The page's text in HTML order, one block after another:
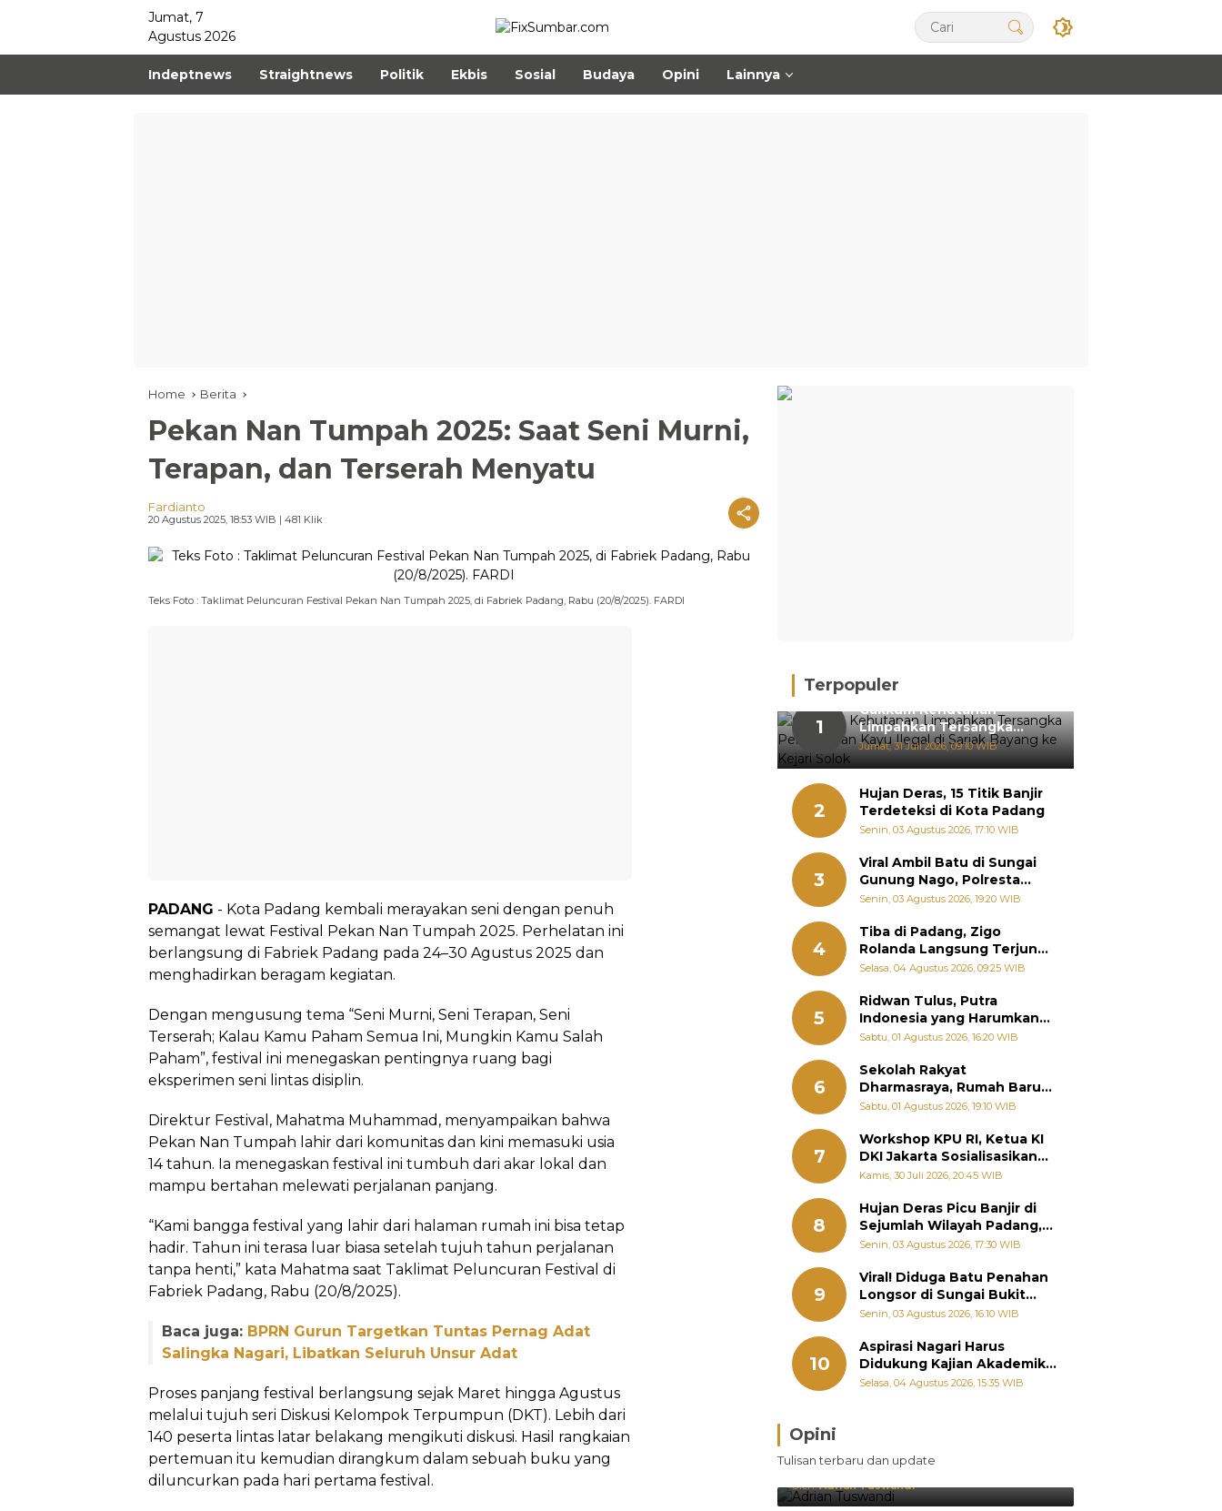
Jumat, 7
Agustus 2026
Indeptnews Straightnews Politik Ekbis Sosial Budaya Opini Lainnya
Home Berita
Pekan Nan Tumpah 2025: Saat Seni Murni,
Terapan, dan Terserah Menyatu
Fardianto
20 Agustus 2025, 18:53 WIB | 481 Klik
Teks Foto : Taklimat Peluncuran Festival Pekan Nan Tumpah 2025, di Fabriek Padang, Rabu (20/8/2025). FARDI
PADANG - Kota Padang kembali merayakan seni dengan penuh
semangat lewat Festival Pekan Nan Tumpah 2025. Perhelatan ini
berlangsung di Fabriek Padang pada 24–30 Agustus 2025 dan
menghadirkan beragam kegiatan.
Dengan mengusung tema “Seni Murni, Seni Terapan, Seni
Terserah; Kalau Kamu Paham Semua Ini, Mungkin Kamu Salah
Paham”, festival ini menegaskan pentingnya ruang bagi
eksperimen seni lintas disiplin.
Direktur Festival, Mahatma Muhammad, menyampaikan bahwa
Pekan Nan Tumpah lahir dari komunitas dan kini memasuki usia
14 tahun. Ia menegaskan festival ini tumbuh dari akar lokal dan
mampu bertahan melewati perjalanan panjang.
“Kami bangga festival yang lahir dari halaman rumah ini bisa tetap
hadir. Tahun ini terasa luar biasa setelah tujuh tahun perjalanan
tanpa henti,” kata Mahatma saat Taklimat Peluncuran Festival di
Fabriek Padang, Rabu (20/8/2025).
Baca juga: BPRN Gurun Targetkan Tuntas Pernag Adat
Salingka Nagari, Libatkan Seluruh Unsur Adat
Proses panjang festival berlangsung sejak Maret hingga Agustus
melalui tujuh seri Diskusi Kelompok Terpumpun (DKT). Lebih dari
140 peserta lintas latar belakang mengikuti diskusi. Hasil rangkaian
pertemuan itu kemudian dirangkum dalam sebuah buku yang
diluncurkan pada hari pertama festival.
Terpopuler
1
Gakkum Kehutanan
Limpahkan Tersangka
Pemanenan Kayu Ilegal di
Sariak Bayang ke Kejari
Jumat, 31 Juli 2026, 09:10 WIB
2
Hujan Deras, 15 Titik Banjir
Terdeteksi di Kota Padang
Senin, 03 Agustus 2026, 17:10 WIB
3
Viral Ambil Batu di Sungai
Gunung Nago, Polresta
Padang Ungkap Fakta
Senin, 03 Agustus 2026, 19:20 WIB
4
Tiba di Padang, Zigo
Rolanda Langsung Terjun
Bantu Warga Terdampak
Selasa, 04 Agustus 2026, 09:25 WIB
5
Ridwan Tulus, Putra
Indonesia yang Harumkan
Nama Bangsa hingga
Jepang
Sabtu, 01 Agustus 2026, 16:20 WIB
6
Sekolah Rakyat
Dharmasraya, Rumah Baru
268 Anak Menggapai Mimpi
Kemiskinan
Sabtu, 01 Agustus 2026, 19:10 WIB
7
Workshop KPU RI, Ketua KI
DKI Jakarta Sosialisasikan
Hukum Acara Penyelesaian
Kamis, 30 Juli 2026, 20:45 WIB
8
Hujan Deras Picu Banjir di
Sejumlah Wilayah Padang,
Fadly Amran Perintahkan
Senin, 03 Agustus 2026, 17:30 WIB
9
Viral! Diduga Batu Penahan
Longsor di Sungai Bukit
Nago Padang Diambil, Warga
Senin, 03 Agustus 2026, 16:10 WIB
10
Aspirasi Nagari Harus
Didukung Kajian Akademik,
Zigo Rolanda: Agar Mudah
Selasa, 04 Agustus 2026, 15:35 WIB
Opini
Tulisan terbaru dan update
Brasil Lebih Diunggulkan, tetapi
Jepang Selalu Punya Cara Membuat
Kejutan
Oleh:Adrian Tuswandi